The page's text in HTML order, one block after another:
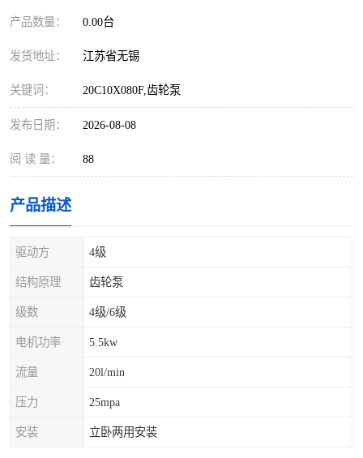
产品数量： 0.00台
发货地址： 江苏省无锡
关键词： 20C10X080F,齿轮泵
发布日期： 2026-08-08
阅 读 量： 88
产品描述
驱动方 4级
结构原理 齿轮泵
级数 4级/6级
电机功率 5.5kw
流量 20l/min
压力 25mpa
安装 立卧两用安装